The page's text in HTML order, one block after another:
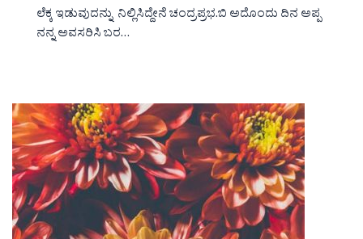
ಲೆಕ್ಕ ಇಡುವುದನ್ನು ನಿಲ್ಲಿಸಿದ್ದೇನೆ ಚಂದ್ರಪ್ರಭ.ಬಿ ಅದೊಂದು ದಿನ ಅಪ್ಪ
ನನ್ನ ಅವಸರಿಸಿ ಬರ…